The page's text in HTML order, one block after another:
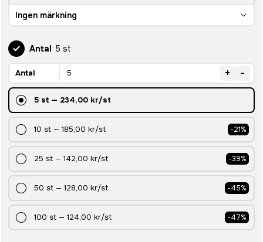
Ingen märkning
Antal 5 st
Antal + -
5 st— 234,00 kr/st
10 st — 185,00 kr/st -21%
25 st — 142,00 kr/st -39%
50 st — 128,00 kr/st -45%
100 st — 124,00 kr/st -47%